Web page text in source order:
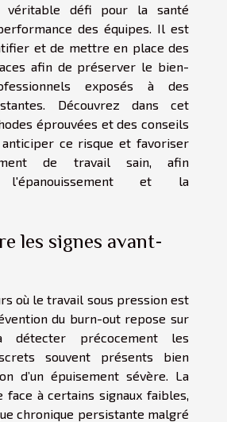
véritable défi pour la santé
des équipes. Il est
et de mettre en place des
afin de préserver le bien-
exposés à des
Découvrez dans cet
éprouvées et des conseils
ce risque et favoriser
de travail sain, afin
l'épanouissement et la
les signes avant-
où le travail sous pression est
du burn-out repose sur
détecter précocement les
souvent présents bien
d’un épuisement sévère. La
face à certains signaux faibles,
chronique persistante malgré